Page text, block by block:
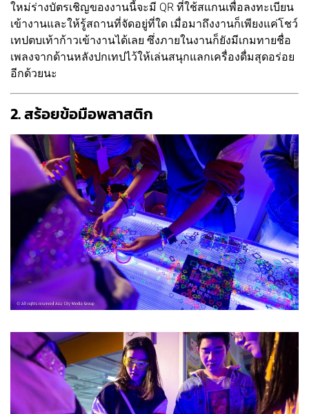
ใหม่ร่างบัตรเชิญของงานนี้จะมี QR ที่ใช้สแกนเพื่อลงทะเบียน
เข้างานและให้รู้สถานที่จัดอยู่ที่ใด เมื่อมาถึงงานก็เพียงแค่โชว์
เทปตบเท้าก้าวเข้างานได้เลย ซึ่งภายในงานก็ยังมีเกมทายชื่อ
เพลงจากด้านหลังปกเทปไว้ให้เล่นสนุกแลกเครื่องดื่มสุดอร่อย
อีกด้วยนะ
2. สร้อยข้อมือพลาสติก